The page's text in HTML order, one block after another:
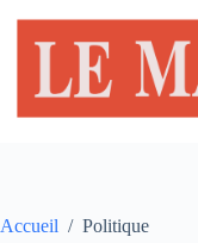
contenu
Accueil / Politique